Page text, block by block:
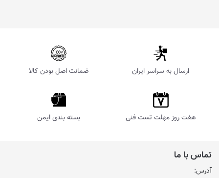
ارسال به سراسر ایران ضمانت اصل بودن کالا
هفت روز مهلت تست فنی بسته بندی ایمن
تماس با ما
آدرس: